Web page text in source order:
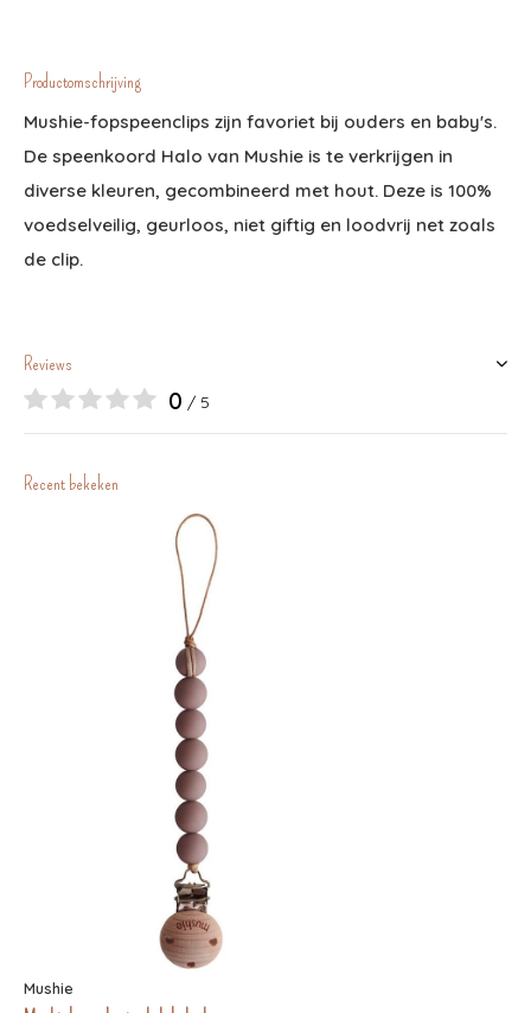
Productomschrijving
Mushie-fopspeenclips zijn favoriet bij ouders en baby's.
De speenkoord Halo van Mushie is te verkrijgen in
diverse kleuren, gecombineerd met hout. Deze is 100%
voedselveilig, geurloos, niet giftig en loodvrij net zoals
de clip.
Reviews
0 / 5
Recent bekeken
Mushie